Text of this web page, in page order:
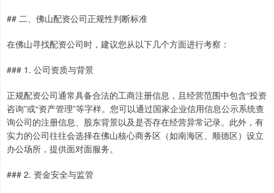
## 二、佛山配资公司正规性判断标准
在佛山寻找配资公司时，建议您从以下几个方面进行考察：
### 1. 公司资质与背景
正规配资公司通常具备合法的工商注册信息，且经营范围中包含“投资
咨询”或“资产管理”等字样。您可以通过国家企业信用信息公示系统查
询公司的注册信息、股东背景以及是否存在经营异常记录。此外，有
实力的公司往往会选择在佛山核心商务区（如南海区、顺德区）设立
办公场所，提供面对面服务。
### 2. 资金安全与监管